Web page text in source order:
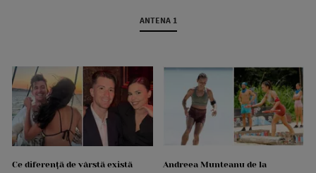
ANTENA 1
Ce diferență de vârstă există
Andreea Munteanu de la